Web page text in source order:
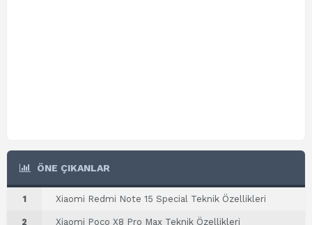
ÖNE ÇIKANLAR
1 Xiaomi Redmi Note 15 Special Teknik Özellikleri
2 Xiaomi Poco X8 Pro Max Teknik Özellikleri